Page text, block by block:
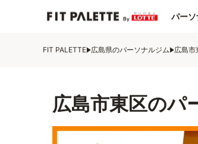
パー
FIT PALETTE 広島県のパーソナルジム 広島市
広島市東区のパ